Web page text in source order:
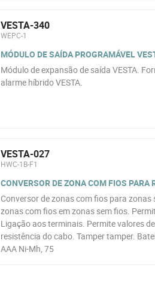
VESTA-340
WEPC-1
MÓDULO DE SAÍDA PROGRAMÁVEL
Módulo de expansão de saída VESTA.
alarme híbrido VESTA.
VESTA-027
HWC-1B-F1
CONVERSOR DE ZONA COM FIOS PARA
Conversor de zonas com fios para zonas
zonas com fios em zonas sem fios.
Ligação aos terminais. Permite valores
resistência do cabo. Tamper tamper.
AAA Ni-Mh, 75